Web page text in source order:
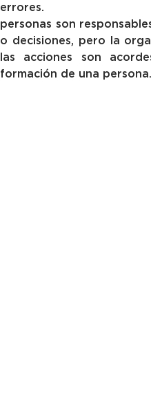
personas son
o decisiones, pero la
las acciones son
formación de una persona.